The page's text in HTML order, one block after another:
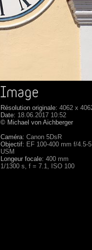
Résolution originale: 4062 x
Date: 18.06.2017 10:52
© Michael von Aichberger
Caméra: Canon 5DsR
Objectif: EF 100-400 mm f/4.5-
USM
Longeur focale: 400 mm
1/1300 s, f = 7.1, ISO 100